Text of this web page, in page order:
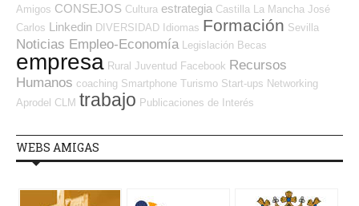
Amigos CONSEJOS Cultura estrategia Castilla La Mancha José
Carlos Linkedin DIVERSIDAD Idiomas Formación Sevilla
Noticias Empleo-Economía Legislación Becas
empresa Rural Juventud Facebook Recursos
Humanos coaching Smartphone Turismo Start-ups Networking
Aprodel CLM trabajo Publicaciones de Interés
WEBS AMIGAS